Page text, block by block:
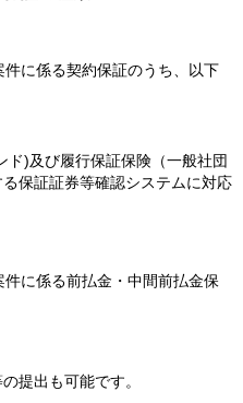
に係る契約保証のうち、以下
)及び履行保証保険（一般社団
保証証券等確認システムに対応
に係る前払金・中間前払金保
提出も可能です。